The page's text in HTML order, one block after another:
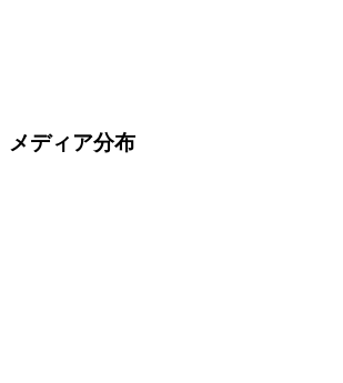
メディア分布